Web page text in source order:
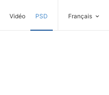
Vidéo PSD Français